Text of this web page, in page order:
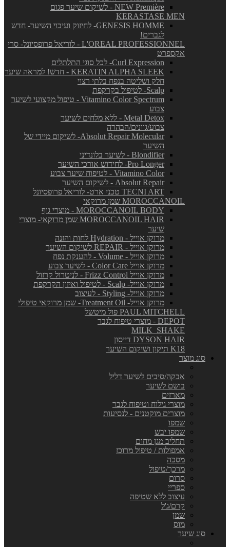
NEW Première - לשיקום שיער פגום
KERASTASE MEN
GENESIS HOMME- לחיזוק ועיבוי השיער- חדש
לגברים!
L'OREAL PROFESSIONNEL - לוריאל פרופסיונל- סרי
אקספרט
Curl Expression- לכל סוגי התלתלים
KERATIN ALPHA SLEEK - חדש! למראה שיער
חלק ושליטה בנפח בלתי רצוי
Scalp- לטיפול בקרקפת
Vitamino Color Spectrum - טיפול מקצועי לשיער
צבוע
Metal Detox - ללא מלחים לשיער
צבוע/גוונים/הבהרה
Absolut Repair Molecular- לשיקום מיידי של
השיער
Blondifier - לשיער בלונדיני
Pro Longer- לחידוש אורכי השיער
Vitamino Color - לטיפוח שיער צבוע
Absolut Repair - לשיקום השיער
TECNI ART טכני ארט- לוריאל פרופסיונל
MOROCCANOIL שמן מרוקאי
MOROCCANOIL BODY - מוצרי גוף
MOROCCANOIL HAIR שמן מרוקאי- מוצרי
שיער
מרוקן אוייל - Hydration לחות והזנה
מרוקן אוייל - REPAIR לשיקום השיער
מרוקן אוייל - Volume - להענקת נפח
מרוקן אוייל Color Care - לשיער צבוע
מרוקן אוייל Frizz Control - לניטרול קרזול
מרוקן אוייל- Scalp - לטיפול ואיזון הקרקפת
מרוקן אוייל- Styling - לעיצוב
מרוקן אוייל- Treatment Oil- שמן מרוקאי טיפולי
PAUL MITCHELL פול מיטשל
DEPOT - מוצרי טיפוח לגבר
MILK_SHAKE
DYSON HAIR דייסון
K18 תיקון ושיקום השיער
סוג מוצר
אבקה/סיבים לשיער דליל
בושם לשיער
מארזים
מוצרי גילוח וטיפוח לגבר
מוצרים מוקטנים - לנסיעות
שמפו
שמפו יבש
תחליב מגן מחום
אמפולות / טיפול מרוכז
מסכה
מרכך/טיפול
סרום
ספריי
עיצוב ללא שטיפה
קרם/ג'ל
שמן
מוס
סוג שיער